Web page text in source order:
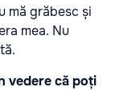
mă grăbesc și
mea. Nu
vedere că poți